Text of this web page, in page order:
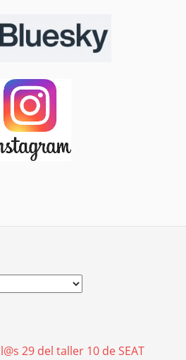
29 del taller 10 de SEAT